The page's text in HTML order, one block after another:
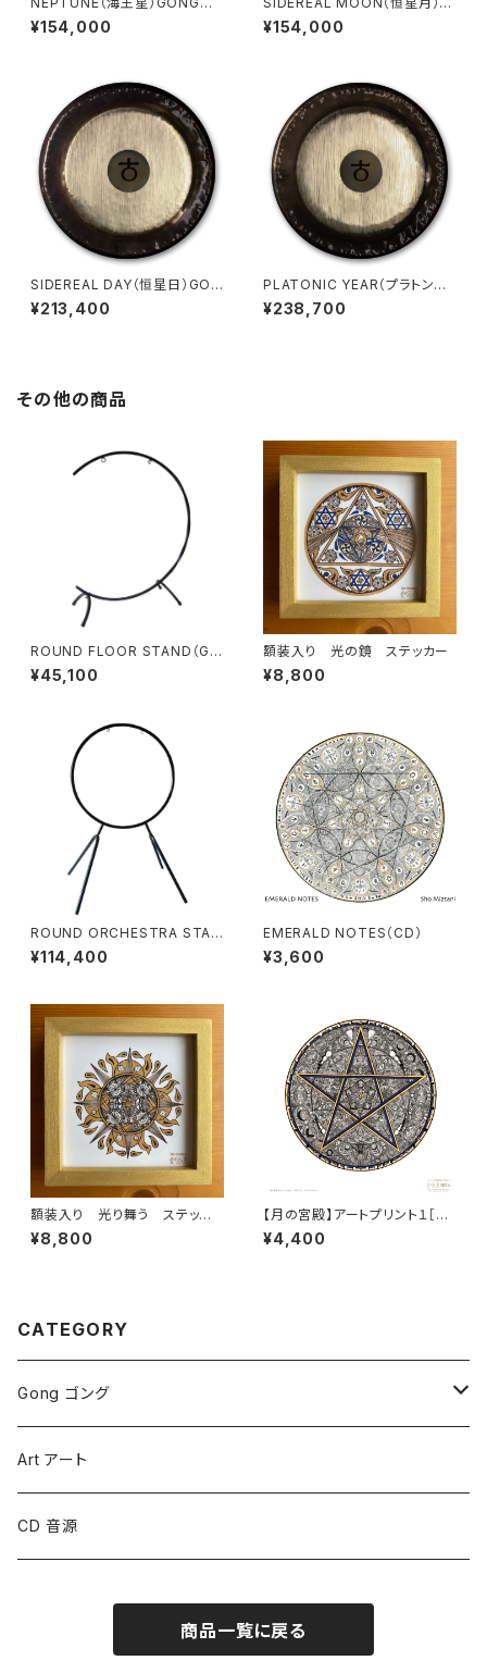
4"（61cm）
¥154,000
ONG 24"（61cm）
¥154,000
SIDEREAL DAY（恒星日）GON
G 28"（71cm）
¥213,400
PLATONIC YEAR（プラトン大
年）GONG 30"（76cm）
¥238,700
その他の商品
ROUND FLOOR STAND（GO
NG：1枚用）24"
¥45,100
額装入り 光の鏡 ステッカー
¥8,800
ROUND ORCHESTRA STAN
D（GONG：1枚用）20"/22"
¥114,400
EMERALD NOTES（CD）
¥3,600
額装入り 光り舞う ステッカ
ー
¥8,800
【月の宮殿】アートプリント１［大
サイズ］
¥4,400
CATEGORY
Gong ゴング
Symphonic Gongs
Symphonic Brilliant Gongs
Planet Gongs
Art アート
CD 音源
商品一覧に戻る